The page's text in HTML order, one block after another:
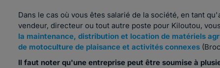
Dans le cas où vous êtes salarié de la société, en tant
vendeur, directeur ou tout autre poste pour Kiloutou,
la maintenance, distribution et location de matériels
de motoculture de plaisance et activités connexes
Il faut noter qu'une entreprise peut être soumise à